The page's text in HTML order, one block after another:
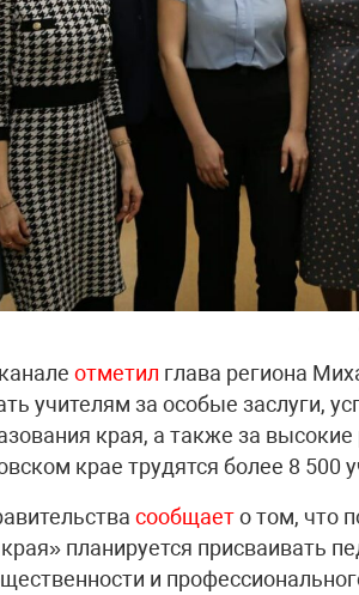
отметил глава региона
учителям за особые заслуги,
края, а также за
крае трудятся более 8 500
сообщаето том, что
планируется присваивать
и